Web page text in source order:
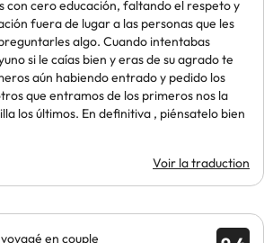
con cero educación, faltando el respeto y
fuera de lugar a las personas que les
algo. Cuando intentabas
si le caías bien y eras de su agrado te
aún habiendo entrado y pedido los
que entramos de los primeros nos la
los últimos. En definitiva , piénsatelo bien
Voir la traduction
en couple